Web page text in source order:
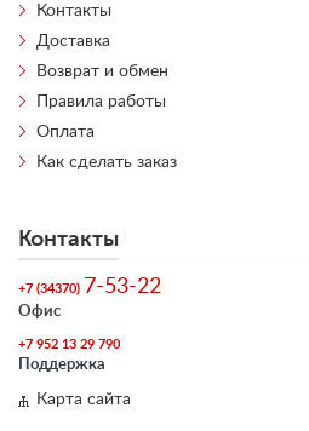
Контакты
Доставка
Возврат и обмен
Правила работы
Оплата
Как сделать заказ
Контакты
+7 (34370) 7-53-22
Офис
+7 952 13 29 790
Поддержка
Карта сайта